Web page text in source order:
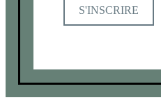
S'INSCRIRE